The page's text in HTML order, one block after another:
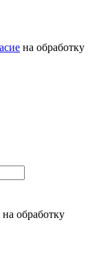
на обработку
на обработку